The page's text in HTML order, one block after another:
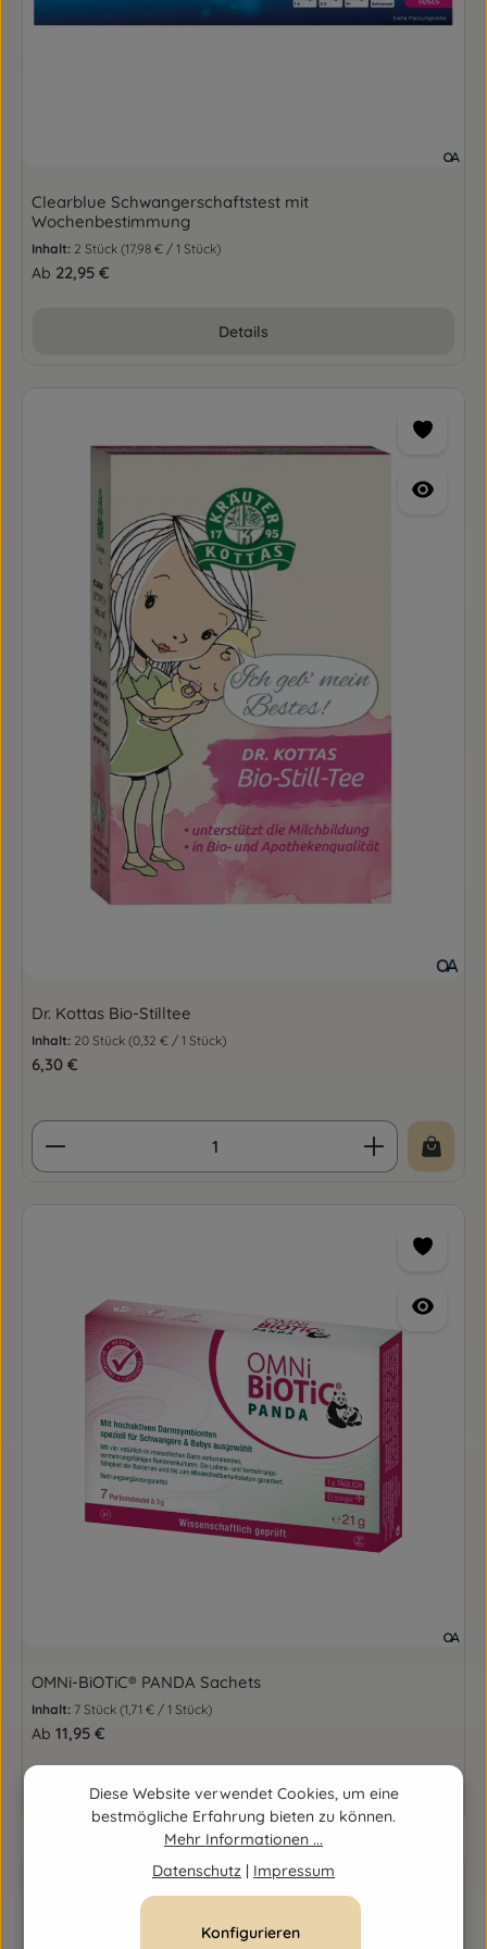
Clearblue Schwangerschaftstest mit
Wochenbestimmung
Inhalt: 2 Stück (17,98 € / 1 Stück)
Regulärer Preis:
Ab 22,95 €
Details
Dr. Kottas Bio-Stilltee
Inhalt: 20 Stück (0,32 € / 1 Stück)
Regulärer Preis:
6,30 €
Produkt Anzahl: Gib den gewünschten Wert
OMNi-BiOTiC® PANDA Sachets
Inhalt: 7 Stück (1,71 € / 1 Stück)
Regulärer Preis:
Ab 11,95 €
Details
Diese Website verwendet Cookies, um eine
bestmögliche Erfahrung bieten zu können.
Mehr Informationen ...
Datenschutz | Impressum
Konfigurieren